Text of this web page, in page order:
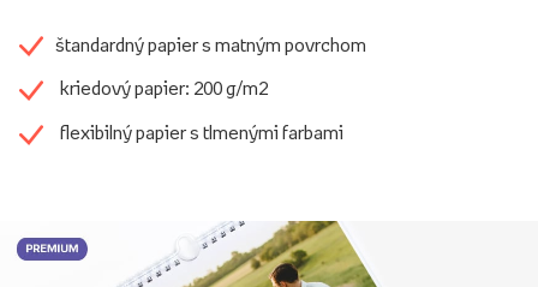
štandardný papier s matným povrchom
kriedový papier: 200 g/m2
flexibilný papier s tlmenými farbami